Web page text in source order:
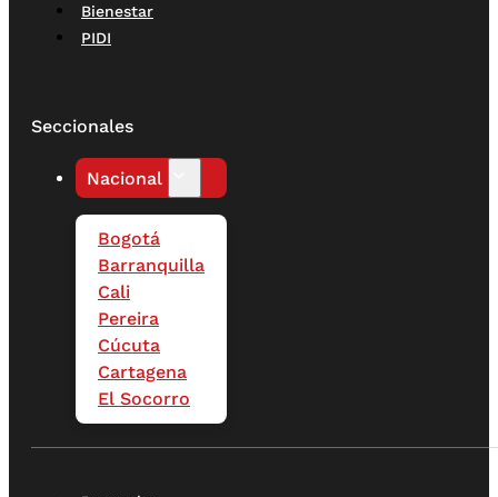
Bienestar
PIDI
Seccionales
Nacional
Bogotá
Barranquilla
Cali
Pereira
Cúcuta
Cartagena
El Socorro